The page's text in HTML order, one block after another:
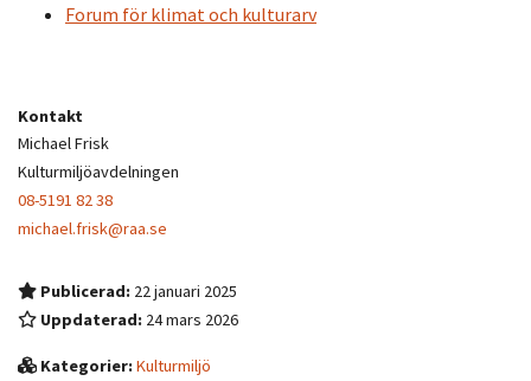
Forum för klimat och kulturarv
Kontakt
Michael Frisk
Kulturmiljöavdelningen
08-5191 82 38
michael.frisk@raa.se
Publicerad: 22 januari 2025
Uppdaterad: 24 mars 2026
Kategorier:Kulturmiljö